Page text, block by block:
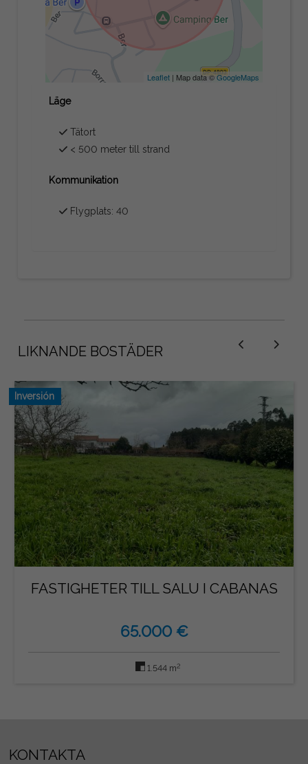
Leaflet| Map data ©GoogleMaps
Läge
Tätort
< 500 meter till strand
Kommunikation
Flygplats: 40
LIKNANDE BOSTÄDER
Inversión
FASTIGHETER TILL SALU I CABANAS
65.000 €
1.544 m2
KONTAKTA